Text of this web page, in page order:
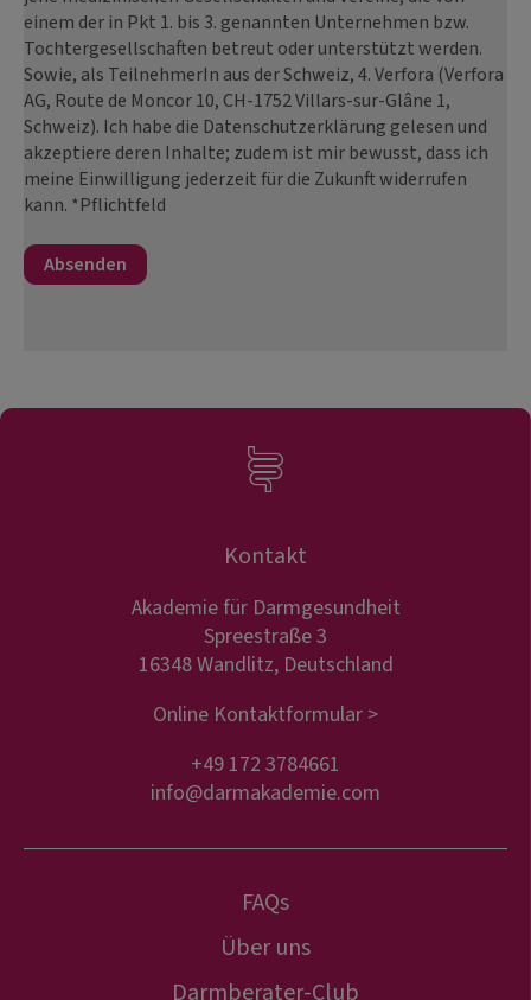
einem der in Pkt 1. bis 3. genannten Unternehmen bzw.
Tochtergesellschaften betreut oder unterstützt werden.
Sowie, als TeilnehmerIn aus der Schweiz, 4. Verfora (Verfora
AG, Route de Moncor 10, CH-1752 Villars-sur-Glâne 1,
Schweiz). Ich habe die Datenschutzerklärung gelesen und
akzeptiere deren Inhalte; zudem ist mir bewusst, dass ich
meine Einwilligung jederzeit für die Zukunft widerrufen
kann. *Pflichtfeld
Kontakt
Akademie für Darmgesundheit
Spreestraße 3
16348 Wandlitz, Deutschland
Online Kontaktformular >
+49 172 3784661
info@darmakademie.com
FAQs
Über uns
Darmberater-Club